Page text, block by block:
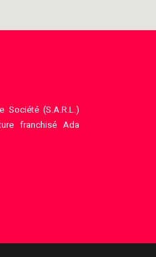
Société (S.A.R.L.)
franchisé Ada